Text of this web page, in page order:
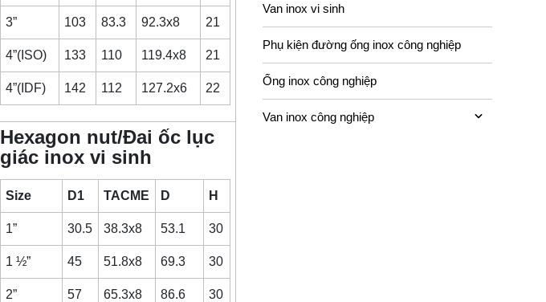
3” 103 83.3 92.3x8 21
4”(ISO) 133 110 119.4x8 21
4”(IDF) 142 112 127.2x6 22
Hexagon nut/Đai ốc lục
giác inox vi sinh
Size D1 TACME D H
1” 30.5 38.3x8 53.1 30
1 ½” 45 51.8x8 69.3 30
2” 57 65.3x8 86.6 30
Van inox vi sinh
Phụ kiện đường ống inox công nghiệp
Ống inox công nghiệp
Van inox công nghiệp